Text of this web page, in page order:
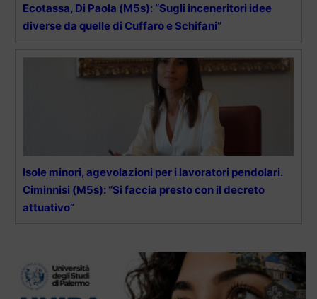
Ecotassa, Di Paola (M5s): “Sugli inceneritori idee
diverse da quelle di Cuffaro e Schifani”
Isole minori, agevolazioni per i lavoratori pendolari.
Ciminnisi (M5s): “Si faccia presto con il decreto
attuativo”